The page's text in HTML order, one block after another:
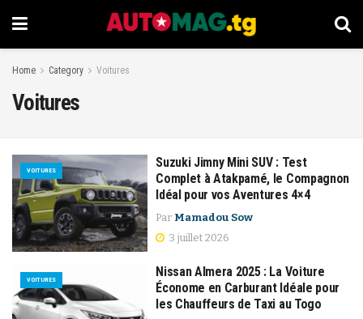
Home Category Voitures
Voitures
VOITURES
Suzuki Jimny Mini SUV : Test
Complet à Atakpamé, le Compagnon
Idéal pour vos Aventures 4×4
Par Mamadou Sow
3 juillet 2026
VOITURES
Nissan Almera 2025 : La Voiture
Économe en Carburant Idéale pour
les Chauffeurs de Taxi au Togo